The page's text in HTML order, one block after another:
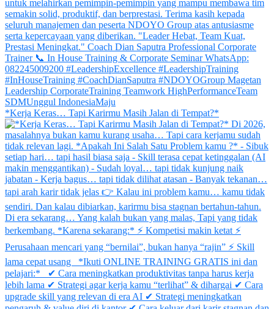
*Kerja Keras… Tapi Karirmu Masih Jalan di Tempat?*